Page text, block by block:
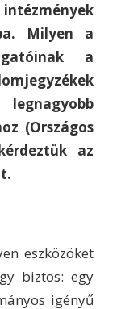
Milyen a
a
(Országos
az
eszközöket
biztos: egy
igényű